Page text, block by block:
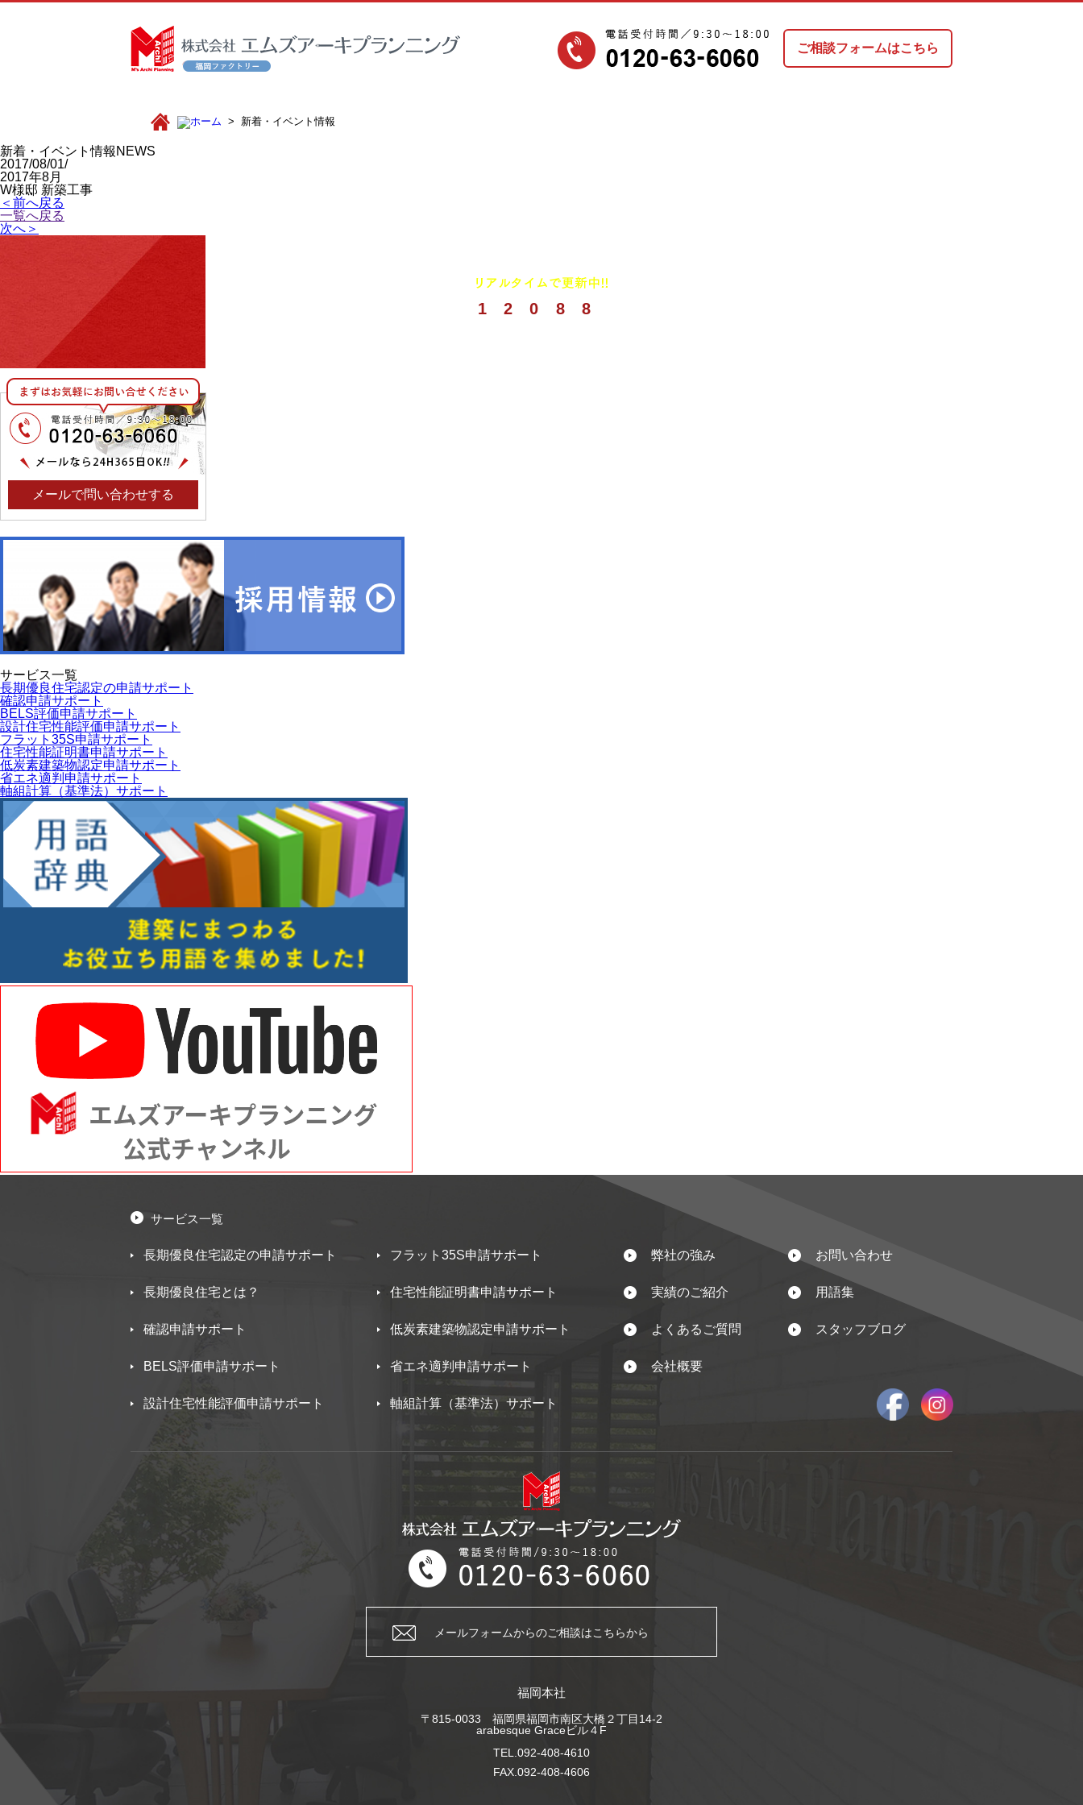
ご相談フォームはこちら
新着・イベント情報
新着・イベント情報 NEWS
2017/08/01/
2017年8月
W様邸 新築工事
＜前へ戻る
一覧へ戻る
次へ＞
1 2 0 8 8
メールで問い合わせする
サービス一覧
長期優良住宅認定の申請サポート
確認申請サポート
BELS評価申請サポート
設計住宅性能評価申請サポート
フラット35S申請サポート
住宅性能証明書申請サポート
低炭素建築物認定申請サポート
省エネ適判申請サポート
軸組計算（基準法）サポート
サービス一覧
長期優良住宅認定の申請サポート
長期優良住宅とは？
確認申請サポート
BELS評価申請サポート
設計住宅性能評価申請サポート
フラット35S申請サポート
住宅性能証明書申請サポート
低炭素建築物認定申請サポート
省エネ適判申請サポート
軸組計算（基準法）サポート
弊社の強み
実績のご紹介
よくあるご質問
会社概要
お問い合わせ
用語集
スタッフブログ
メールフォームからのご相談はこちらから
福岡本社
〒815-0033 福岡県福岡市南区大橋２丁目14-2
arabesque Graceビル４F
TEL.092-408-4610
FAX.092-408-4606